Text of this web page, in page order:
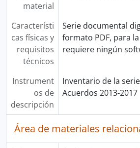
material
Característi
cas físicas y
requisitos
técnicos
Serie documental
formato PDF, para
requiere ningún
Instrument
os de
descripción
Inventario de la
Acuerdos 2013-2017
Área de materiales